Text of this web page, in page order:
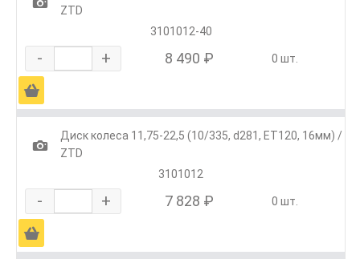
ZTD
3101012-40
- + 8 490 ₽ 0 шт.
Ä
1
Диск колеса 11,75-22,5 (10/335, d281, ET120, 16мм) /
ZTD
3101012
- + 7 828 ₽ 0 шт.
Ä